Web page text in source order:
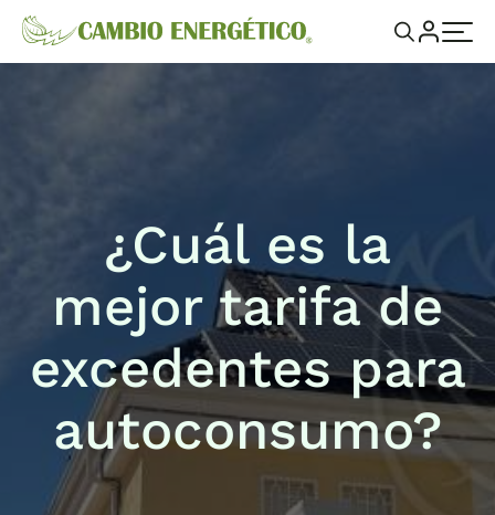
¿Cuál es la
mejor tarifa de
excedentes para
autoconsumo?